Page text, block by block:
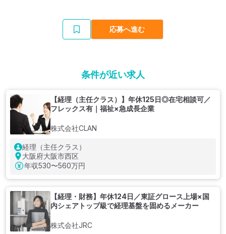
応募へ進む
条件が近い求人
【経理（主任クラス）】年休125日◎在宅相談可／
フレックス有｜福祉×急成長企業
株式会社CLAN
経理（主任クラス）
大阪府大阪市西区
年収530〜560万円
【経理・財務】年休124日／東証グロース上場×国
内シェアトップ級で経理基盤を固めるメーカー
株式会社JRC